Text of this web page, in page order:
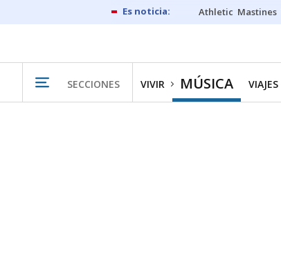
Athletic Mastines
SECCIONES VIVIR MÚSICA VIAJES